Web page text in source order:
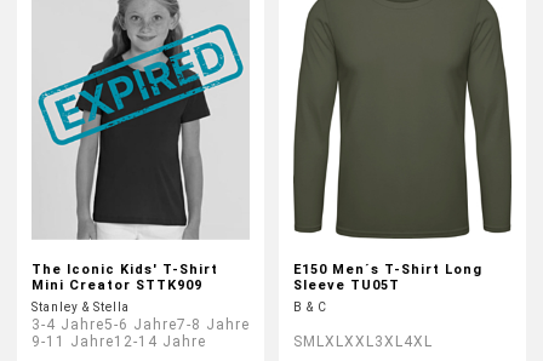
The Iconic Kids' T-Shirt
Mini Creator STTK909
Stanley & Stella
3-4 Jahre5-6 Jahre7-8 Jahre
9-11 Jahre12-14 Jahre
E150 Men´s T-Shirt Long
Sleeve TU05T
B & C
SM L XL XXL 3XL 4XL